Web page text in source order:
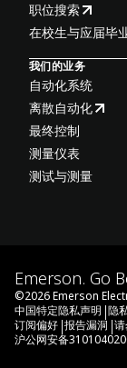
职位搜索
在校生与应届毕
我们的业务
自动化系统
离散自动化
最终控制
测量仪表
测试与测量
Emerson. Go
©2026Emerson
中国特定隐私声明 |隐
订阅偏好 |报告漏洞 |
沪公网安备